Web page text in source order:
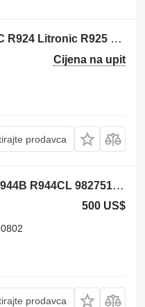
Inel de rotire excavator okretni prsten za Liebherr R922HD SL R922LC R924 Litronic R925 R925B R926LC građevinske mašine
Cijena na upit
prodavca
Liebherr R904 R914 R924 R906 R916 R926 R920 R922 R934C R944 R944B R944CL 982751301 okretni prsten za Liebherr R904 R914 R924 R906 R916 R926 R920 R922 R934C R944 R944B R944CL R954C R974 R984 R9100 R9350 bagera
500 US$
prodavca